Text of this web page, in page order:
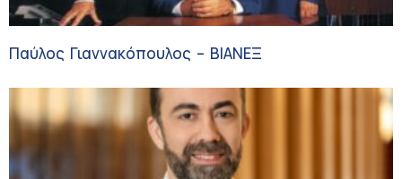
Παύλος Γιαννακόπουλος – ΒΙΑΝΕΞ